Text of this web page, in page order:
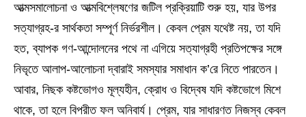
আত্মসমালোচনা ও আত্মবিশ্লেষণের জটিল প্রক্রিয়াটি শুরু হয়, যার উপর
সত্যাগ্রহ-র সার্থকতা সম্পূর্ণ নির্ভরশীল। কেবল প্রেম যথেষ্ট নয়, তা যদি
হত, ব্যাপক গণ-আন্দোলনের পথে না এগিয়ে সত্যাগ্রহী প্রতিপক্ষের সঙ্গে
নিভৃতে আলাপ-আলোচনা দ্বারাই সমস্যার সমাধান ক’রে নিতে পারতেন।
আবার, নিছক কষ্টভোগও মূল্যহীন, ক্রোধ ও বিদ্বেষ যদি কষ্টভোগে মিশে
থাকে, তা হলে বিপরীত ফল অনিবার্য। প্রেম, যার সাধারণত নিজস্ব কেবল